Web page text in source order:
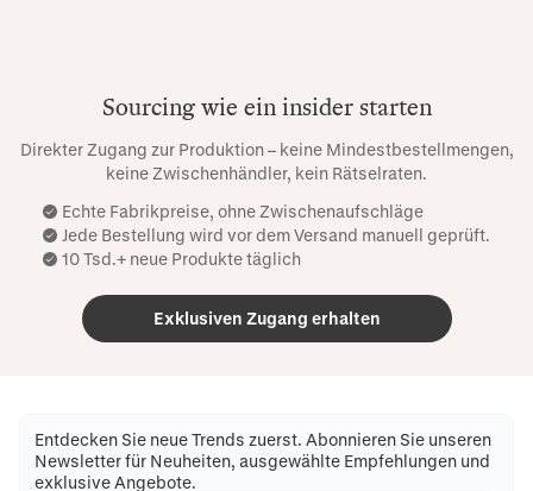
Sourcing wie ein insider starten
Direkter Zugang zur Produktion – keine Mindestbestellmengen,
keine Zwischenhändler, kein Rätselraten.
Echte Fabrikpreise, ohne Zwischenaufschläge
Jede Bestellung wird vor dem Versand manuell geprüft.
10 Tsd.+ neue Produkte täglich
Exklusiven Zugang erhalten
Entdecken Sie neue Trends zuerst. Abonnieren Sie unseren
Newsletter für Neuheiten, ausgewählte Empfehlungen und
exklusive Angebote.